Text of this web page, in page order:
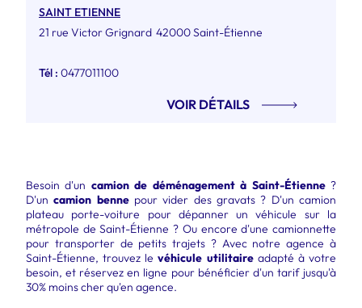
SAINT ETIENNE
21 rue Victor Grignard 42000 Saint-Étienne
Tél : 0477011100
VOIR DÉTAILS
Besoin d'un camion de déménagement à Saint-Étienne?
D'uncamion bennepour vider des gravats ? D'un camion
plateau porte-voiture pour dépanner un véhicule sur la
métropole de Saint-Étienne ? Ou encore d'une camionnette
pour transporter de petits trajets ? Avec notre agence à
Saint-Étienne, trouvez levéhicule utilitaireadapté à votre
besoin, et réservez en ligne pour bénéficier d'un tarif jusqu'à
30% moins cher qu'en agence.